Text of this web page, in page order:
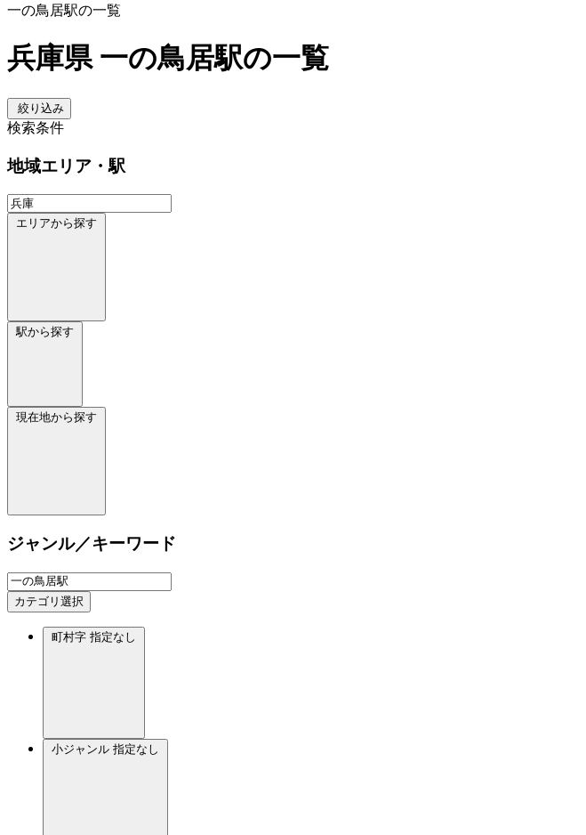
一の鳥居駅の一覧
兵庫県 一の鳥居駅の一覧
絞り込み
検索条件
地域エリア・駅
エリアから探す
駅から探す
現在地から探す
ジャンル／キーワード
カテゴリ選択
町村字 指定なし
小ジャンル 指定なし